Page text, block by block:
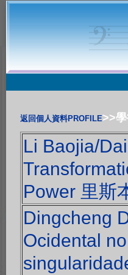
返回個人資料PROFILE>>
Li Baojia/
Power 里斯
Dingcheng
Ocidental